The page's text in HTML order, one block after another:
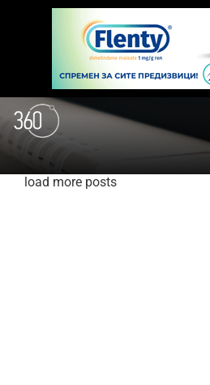
load more posts